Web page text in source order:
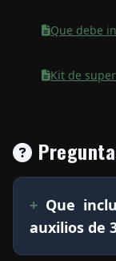
Que debe
Kit de
Que
auxilios de